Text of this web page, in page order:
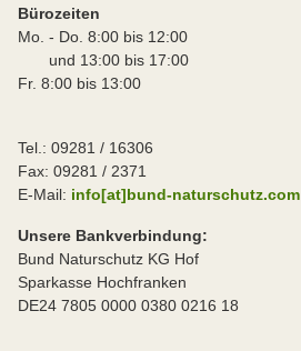
Bürozeiten
Mo. - Do. 8:00 bis 12:00
und 13:00 bis 17:00
Fr. 8:00 bis 13:00
Tel.: 09281 / 16306
Fax: 09281 / 2371
E-Mail: info[at]bund-naturschutz.com
Unsere Bankverbindung:
Bund Naturschutz KG Hof
Sparkasse Hochfranken
DE24 7805 0000 0380 0216 18